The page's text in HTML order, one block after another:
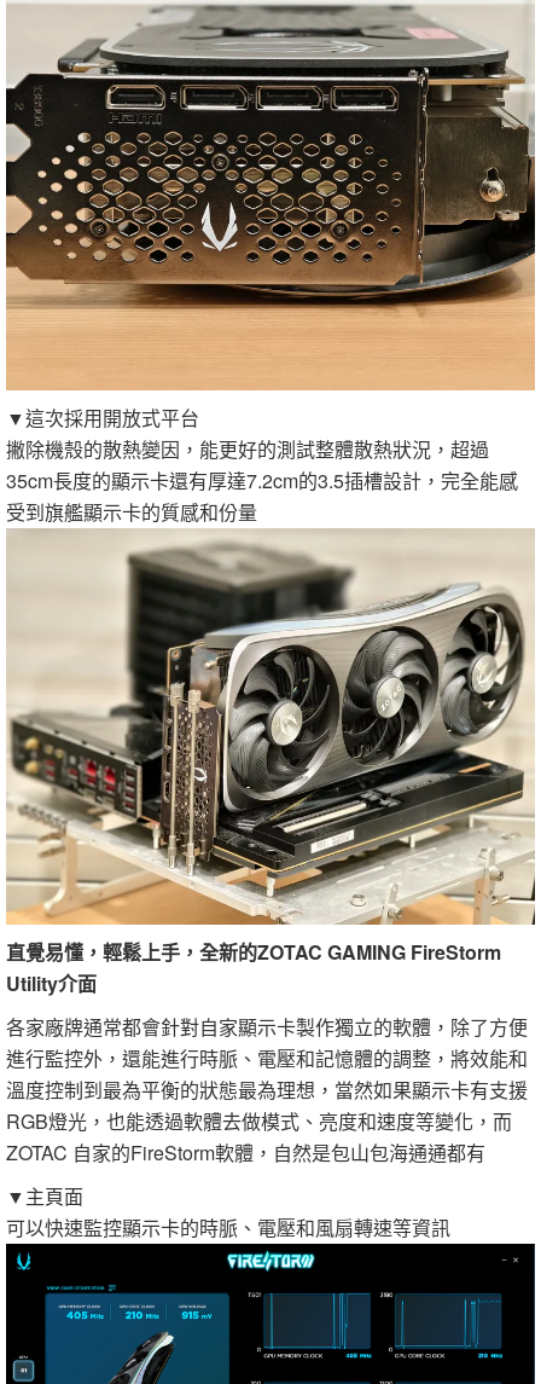
▼這次採用開放式平台
撇除機殼的散熱變因，能更好的測試整體散熱狀況，超過
35cm長度的顯示卡還有厚達7.2cm的3.5插槽設計，完全能感
受到旗艦顯示卡的質感和份量
直覺易懂，輕鬆上手，全新的ZOTAC GAMING FireStorm
Utility介面
各家廠牌通常都會針對自家顯示卡製作獨立的軟體，除了方便
進行監控外，還能進行時脈、電壓和記憶體的調整，將效能和
溫度控制到最為平衡的狀態最為理想，當然如果顯示卡有支援
RGB燈光，也能透過軟體去做模式、亮度和速度等變化，而
ZOTAC 自家的FireStorm軟體，自然是包山包海通通都有
▼主頁面
可以快速監控顯示卡的時脈、電壓和風扇轉速等資訊